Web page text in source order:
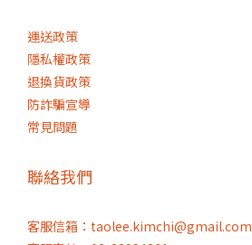
運送政策
隱私權政策
退換貨政策
防詐騙宣導
常見問題
聯絡我們
客服信箱：taolee.kimchi@gmail.com